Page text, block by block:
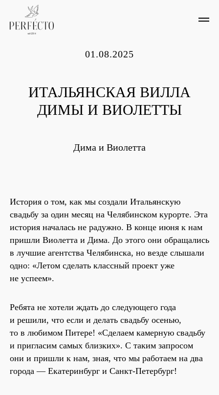
01.08.2025
ИТАЛЬЯНСКАЯ ВИЛЛА
ДИМЫ И ВИОЛЕТТЫ
Дима и Виолетта
История о том, как мы создали Итальянскую
свадьбу за один месяц на Челябинском курорте. Эта
история началась не радужно. В конце июня к нам
пришли Виолетта и Дима. До этого они обращались
в лучшие агентства Челябинска, но везде слышали
одно: «Летом сделать классный проект уже
не успеем».
Ребята не хотели ждать до следующего года
и решили, что если и делать свадьбу осенью,
то в любимом Питере! «Сделаем камерную свадьбу
и пригласим самых близких». С таким запросом
они и пришли к нам, зная, что мы работаем на два
города — Екатеринбург и Санкт-Петербург!